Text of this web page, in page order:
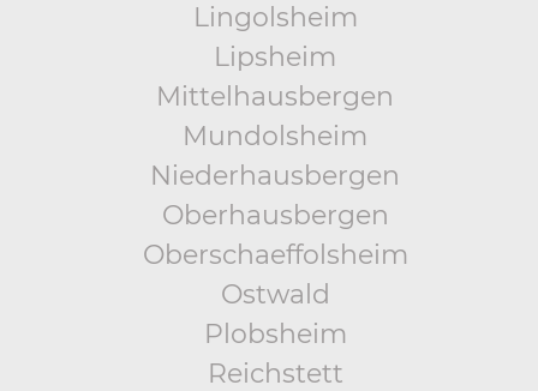
Lingolsheim
Lipsheim
Mittelhausbergen
Mundolsheim
Niederhausbergen
Oberhausbergen
Oberschaeffolsheim
Ostwald
Plobsheim
Reichstett